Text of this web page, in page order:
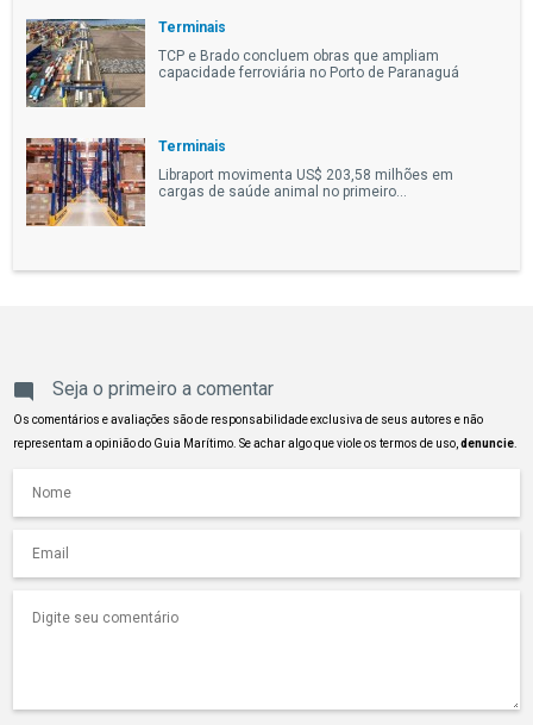
Terminais
TCP e Brado concluem obras que ampliam
capacidade ferroviária no Porto de Paranaguá
Terminais
Libraport movimenta US$ 203,58 milhões em
cargas de saúde animal no primeiro...
Seja o primeiro a comentar
Os comentários e avaliações são de responsabilidade exclusiva de seus autores e não
representam a opinião do Guia Marítimo. Se achar algo que viole os termos de uso, denuncie